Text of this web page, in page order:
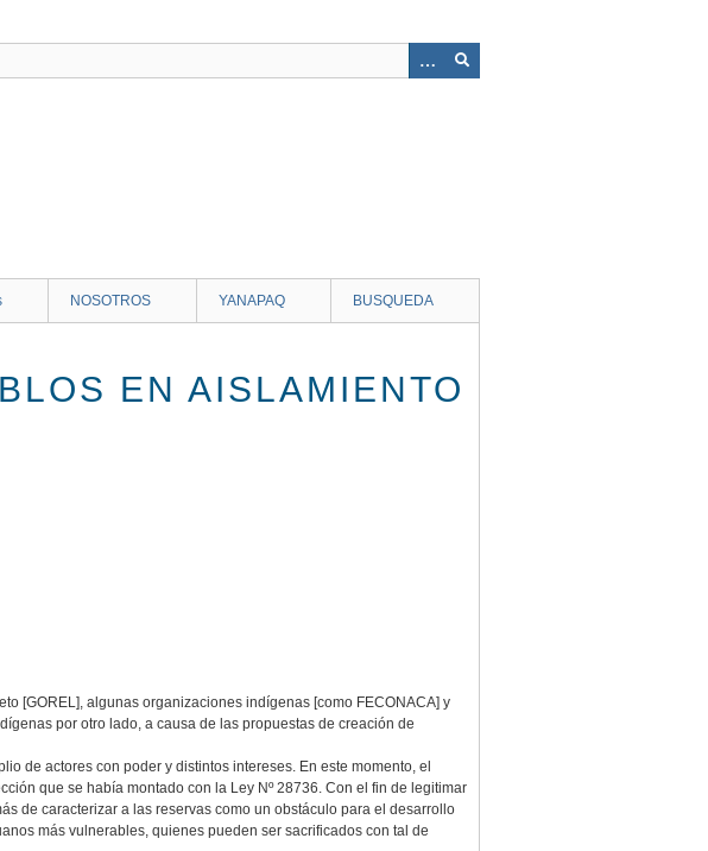
NOSOTROS YANAPAQ BUSQUEDA
EN AISLAMIENTO
[GOREL], algunas organizaciones indígenas [como FECONACA] y
por otro lado, a causa de las propuestas de creación de
de actores con poder y distintos intereses. En este momento, el
que se había montado con la Ley Nº 28736. Con el fin de legitimar
de caracterizar a las reservas como un obstáculo para el desarrollo
más vulnerables, quienes pueden ser sacrificados con tal de